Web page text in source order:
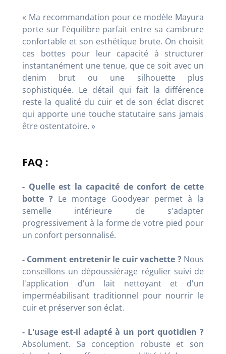
« Ma recommandation pour ce modèle Mayura
porte sur l'équilibre parfait entre sa cambrure
confortable et son esthétique brute. On choisit
ces bottes pour leur capacité à structurer
instantanément une tenue, que ce soit avec un
denim brut ou une silhouette plus
sophistiquée. Le détail qui fait la différence
reste la qualité du cuir et de son éclat discret
qui apporte une touche statutaire sans jamais
être ostentatoire. »
FAQ :
- Quelle est la capacité de confort de cette
botte ? Le montage Goodyear permet à la
semelle intérieure de s'adapter
progressivement à la forme de votre pied pour
un confort personnalisé.
- Comment entretenir le cuir vachette ?Nous
conseillons un dépoussiérage régulier suivi de
l'application d'un lait nettoyant et d'un
imperméabilisant traditionnel pour nourrir le
cuir et préserver son éclat.
- L'usage est-il adapté à un port quotidien ?
Absolument. Sa conception robuste et son